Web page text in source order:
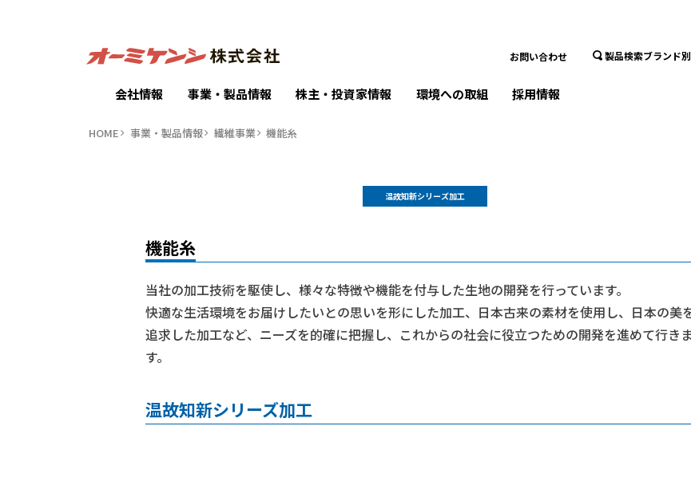
お問い合わせ 製品検索ブランド別
会社情報 事業・製品情報 株主・投資家情報 環境への取組 採用情報
HOME 事業・製品情報 繊維事業 機能糸
温故知新シリーズ加工
機能糸
当社の加工技術を駆使し、様々な特徴や機能を付与した生地の開発を行っています。
快適な生活環境をお届けしたいとの思いを形にした加工、日本古来の素材を使用し、日本の美
追求した加工など、ニーズを的確に把握し、これからの社会に役立つための開発を進めて行きま
す。
温故知新シリーズ加工